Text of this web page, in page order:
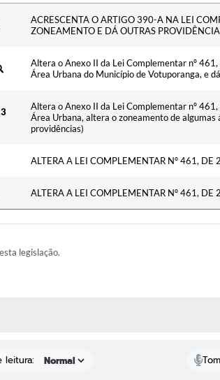
ACRESCENTA O ARTIGO 390-A NA LEI
ZONEAMENTO E DÁ OUTRAS
Altera o Anexo II da Lei Complementar nº
Área Urbana do Município de Votuporanga, e
Altera o Anexo II da Lei Complementar nº
Área Urbana, altera o zoneamento de
providências)
ALTERA A LEI COMPLEMENTAR Nº 461, DE
ALTERA A LEI COMPLEMENTAR Nº 461, DE
legislação.
leitura: